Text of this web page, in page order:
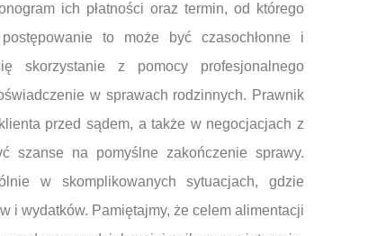
ich płatności oraz termin, od którego
to może być czasochłonne i
skorzystanie z pomocy profesjonalnego
w sprawach rodzinnych. Prawnik
przed sądem, a także w negocjacjach z
szanse na pomyślne zakończenie sprawy.
w skomplikowanych sytuacjach, gdzie
i wydatków. Pamiętajmy, że celem alimentacji